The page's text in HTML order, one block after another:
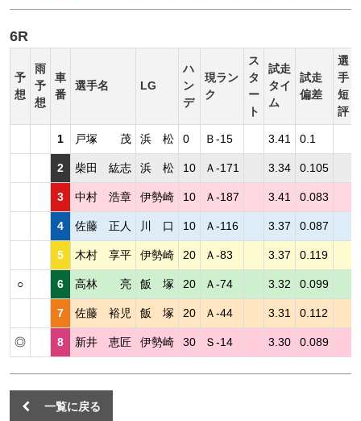
6R
予
想
雨
予
想
車
番
選手名 LG
ハ
ン
デ
現ラン
ク
ス
タ
ー
ト
試走
タイ
ム
試走
偏差
選
手
短
評
1 戸塚 茂 浜 松 0 Ｂ-15 3.41 0.1
2 柴田 紘志 浜 松 10 Ａ-171 3.34 0.105
3 中村 浩章 伊勢崎 10 Ａ-187 3.41 0.083
4 佐藤 正人 川 口 10 Ａ-116 3.37 0.087
5 木村 享平 伊勢崎 20 Ａ-83 3.37 0.119
○ 6 高林 亮 飯 塚 20 Ａ-74 3.32 0.099
7 佐藤 裕児 飯 塚 20 Ａ-44 3.31 0.112
◎ 8 新井 恵匠 伊勢崎 30 Ｓ-14 3.30 0.089
一覧に戻る